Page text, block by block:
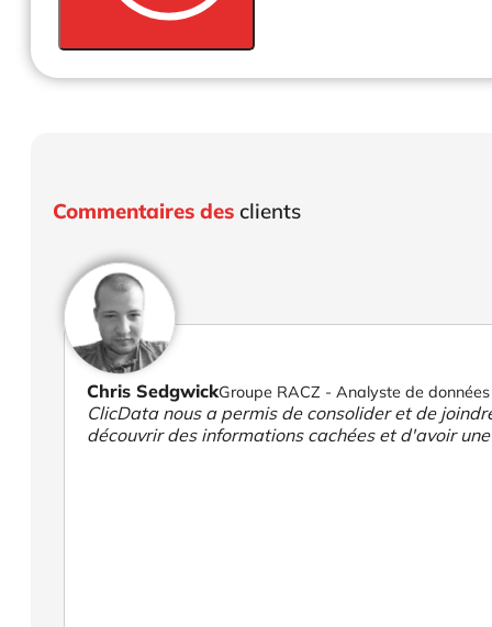
Commentaires des clients
Chris SedgwickGroupe RACZ - Analyste de données
ClicData nous a permis de consolider et de
découvrir des informations cachées et d'avoir